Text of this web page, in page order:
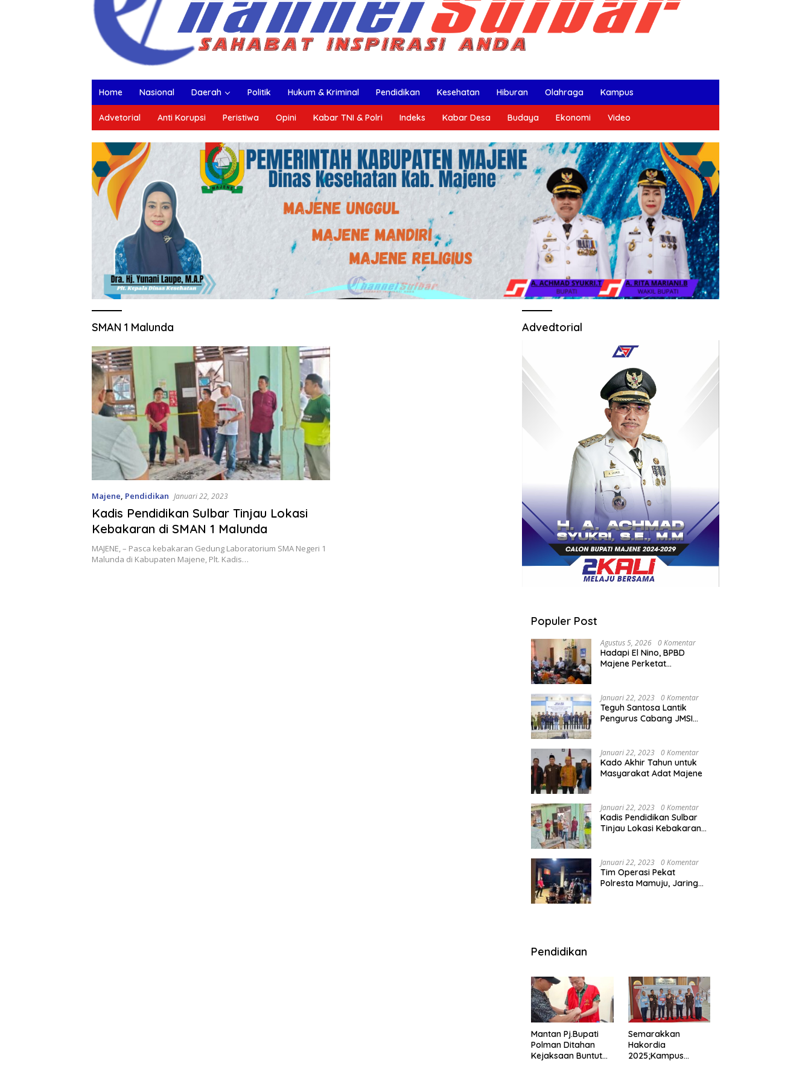
Home Nasional Daerah Politik Hukum & Kriminal Pendidikan Kesehatan Hiburan Olahraga Kampus
Advetorial Anti Korupsi Peristiwa Opini Kabar TNI & Polri Indeks Kabar Desa Budaya Ekonomi Video
SMAN 1 Malunda
Majene, Pendidikan Januari 22, 2023
Kadis Pendidikan Sulbar Tinjau Lokasi
Kebakaran di SMAN 1 Malunda
MAJENE, – Pasca kebakaran Gedung Laboratorium SMA Negeri 1
Malunda di Kabupaten Majene, Plt. Kadis…
Advedtorial
Populer Post
Agustus 5, 2026 0 Komentar
Hadapi El Nino, BPBD
Majene Perketat
Januari 22, 2023 0 Komentar
Teguh Santosa Lantik
Pengurus Cabang JMSI
Januari 22, 2023 0 Komentar
Kado Akhir Tahun untuk
Masyarakat Adat Majene
Januari 22, 2023 0 Komentar
Kadis Pendidikan Sulbar
Tinjau Lokasi Kebakaran
Januari 22, 2023 0 Komentar
Tim Operasi Pekat
Polresta Mamuju, Jaring
Pendidikan
Mantan Pj.Bupati
Polman Ditahan
Kejaksaan Buntut
Semarakkan
Hakordia
2025;Kampus